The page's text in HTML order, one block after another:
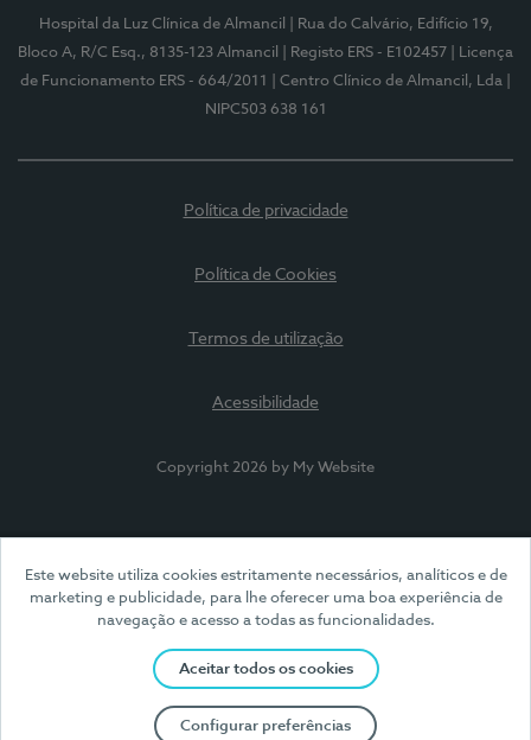
Este website utiliza cookies estritamente necessários, analíticos e de
marketing e publicidade, para lhe oferecer uma boa experiência de
navegação e acesso a todas as funcionalidades.
Aceitar todos os cookies
Configurar preferências
Hospital da Luz Clínica de Almancil
| Rua do Calvário, Edifício 19,
Bloco A, R/C Esq., 8135-123 Almancil
| Registo ERS - E102457
| Licença
de Funcionamento ERS - 664/2011
| Centro Clínico de Almancil, Lda
NIPC503 638 161
Política de privacidade
Política de Cookies
Termos de utilização
Acessibilidade
Copyright 2026 by My Website